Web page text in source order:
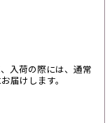
入荷の際には、通常
届けします。